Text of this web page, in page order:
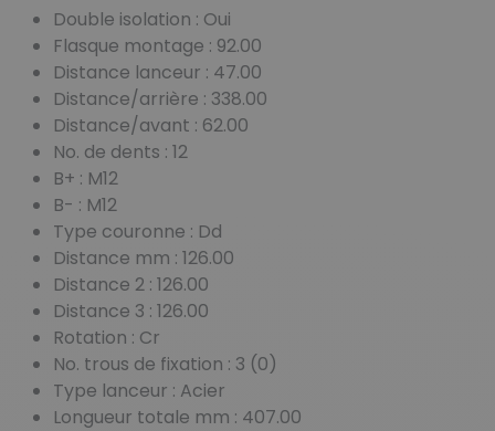
Double isolation : Oui
Flasque montage : 92.00
Distance lanceur : 47.00
Distance/arrière : 338.00
Distance/avant : 62.00
No. de dents : 12
B+ : M12
B- : M12
Type couronne : Dd
Distance mm : 126.00
Distance 2 : 126.00
Distance 3 : 126.00
Rotation : Cr
No. trous de fixation : 3 (0)
Type lanceur : Acier
Longueur totale mm : 407.00